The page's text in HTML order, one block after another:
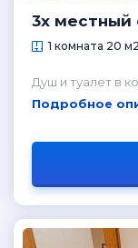
3х местный
1 комната 20 м2
Душ и туалет в
Подробное